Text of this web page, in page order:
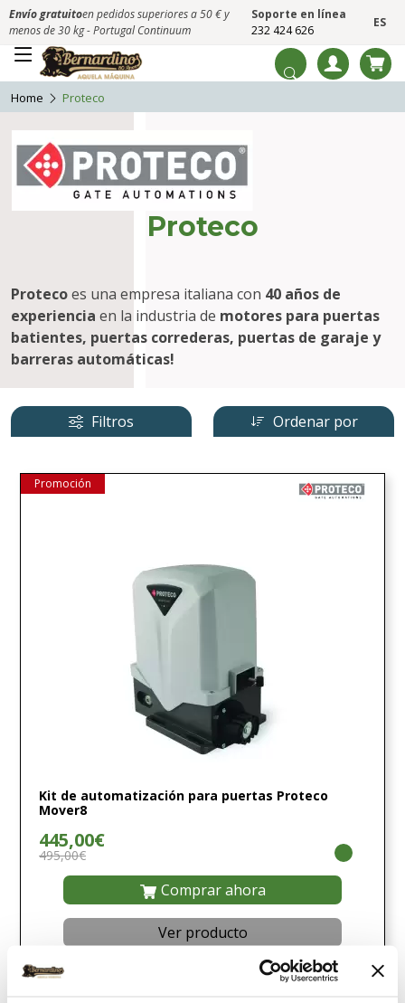
Envío gratuitoen pedidos superiores a 50 € y
menos de 30 kg - Portugal Continuum
Soporte en línea
232 424 626
ES
Home Proteco
Proteco
Protecoes una empresa italiana con 40 años de
experiencia en la industria de motores para puertas
batientes, puertas correderas, puertas de garaje y
barreras automáticas!
Filtros Ordenar por
Promoción
Kit de automatización para puertas Proteco
Mover8
445,00€
495,00€
Comprar ahora
Ver producto